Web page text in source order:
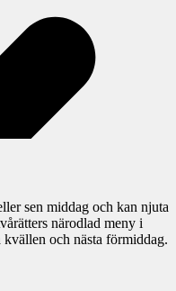
sen middag och kan njuta
närodlad meny i
och nästa förmiddag.